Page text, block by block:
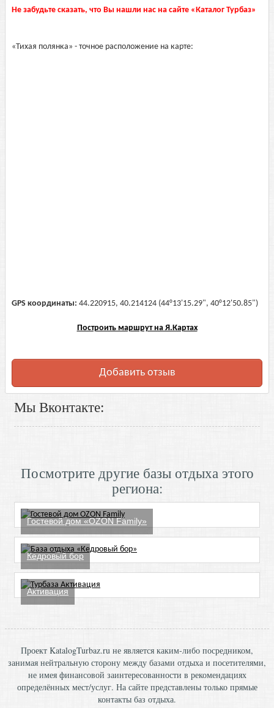
Не забудьте сказать, что Вы нашли нас на сайте «Каталог Турбаз»
«Тихая полянка» - точное расположение на карте:
GPS координаты: 44.220915, 40.214124 (44°13'15.29", 40°12'50.85")
Построить маршрут на Я.Картах
Добавить отзыв
Мы Вконтакте:
Посмотрите другие базы отдыха этого
региона:
Гостевой дом «OZON Family»
Кедровый бор
Активация
Проект KatalogTurbaz.ru не является каким-либо посредником,
занимая нейтральную сторону между базами отдыха и посетителями,
не имея финансовой заинтересованности в рекомендациях
определённых мест/услуг. На сайте представлены только прямые
контакты баз отдыха.